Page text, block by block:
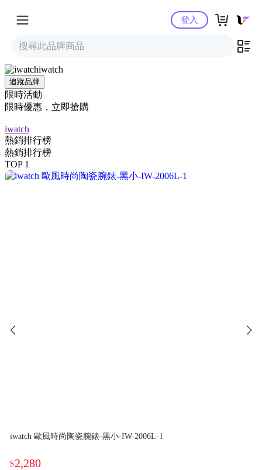
Yahoo購物中心
登入
iwatch
追蹤品牌
限時活動
限時優惠，立即搶購
iwatch
熱銷排行榜
熱銷排行榜
TOP 1
iwatch 歐風時尚陶瓷腕錶-黑小-IW-2006L-1
$2,280